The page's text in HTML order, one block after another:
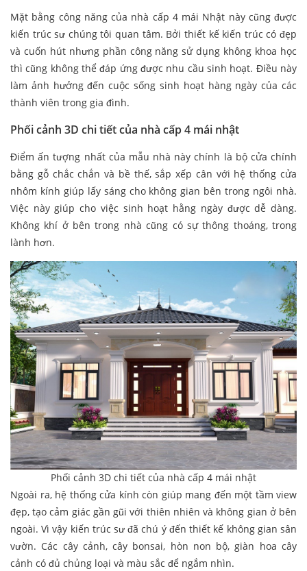
Mặt bằng công năng của nhà cấp 4 mái Nhật này cũng được
kiến trúc sư chúng tôi quan tâm. Bởi thiết kế kiến trúc có đẹp
và cuốn hút nhưng phần công năng sử dụng không khoa học
thì cũng không thể đáp ứng được nhu cầu sinh hoạt. Điều này
làm ảnh hưởng đến cuộc sống sinh hoạt hàng ngày của các
thành viên trong gia đình.
Phối cảnh 3D chi tiết của nhà cấp 4 mái nhật
Điểm ấn tượng nhất của mẫu nhà này chính là bộ cửa chính
bằng gỗ chắc chắn và bề thế, sắp xếp cân với hệ thống cửa
nhôm kính giúp lấy sáng cho không gian bên trong ngôi nhà.
Việc này giúp cho việc sinh hoạt hằng ngày được dễ dàng.
Không khí ở bên trong nhà cũng có sự thông thoáng, trong
lành hơn.
Phối cảnh 3D chi tiết của nhà cấp 4 mái nhật
Ngoài ra, hệ thống cửa kính còn giúp mang đến một tầm view
đẹp, tạo cảm giác gần gũi với thiên nhiên và không gian ở bên
ngoài. Vì vậy kiến trúc sư đã chú ý đến thiết kế không gian sân
vườn. Các cây cảnh, cây bonsai, hòn non bộ, giàn hoa cây
cảnh có đủ chủng loại và màu sắc để ngắm nhìn.